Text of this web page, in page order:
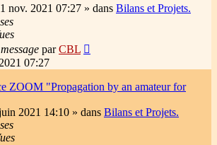
nov. 2021 07:27 » dans Bilans et Projets.
parCBL
07:27
ZOOM "Propagation by an amateur for
2021 14:10 » dans Bilans et Projets.